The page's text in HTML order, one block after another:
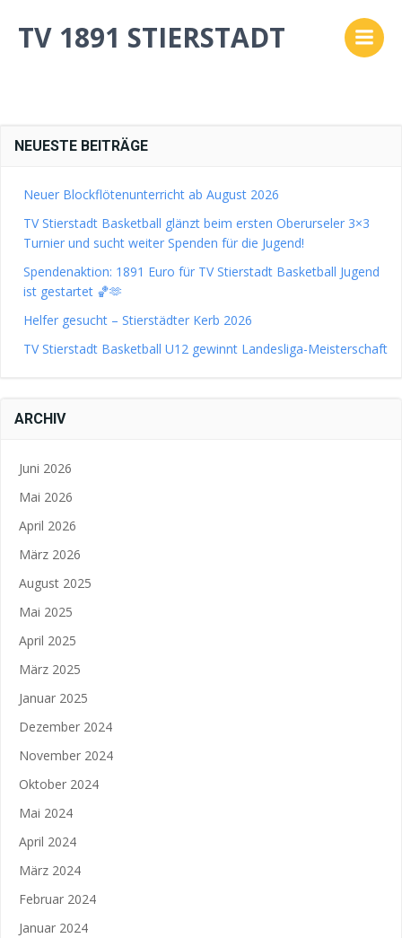
Inhalt
springen
TV 1891 STIERSTADT
No posts found
NEUESTE BEITRÄGE
Neuer Blockflötenunterricht ab August 2026
TV Stierstadt Basketball glänzt beim ersten Oberurseler 3×3
Turnier und sucht weiter Spenden für die Jugend!
Spendenaktion: 1891 Euro für TV Stierstadt Basketball Jugend
ist gestartet 🏀🫶
Helfer gesucht – Stierstädter Kerb 2026
TV Stierstadt Basketball U12 gewinnt Landesliga-Meisterschaft
ARCHIV
Juni 2026
Mai 2026
April 2026
März 2026
August 2025
Mai 2025
April 2025
März 2025
Januar 2025
Dezember 2024
November 2024
Oktober 2024
Mai 2024
April 2024
März 2024
Februar 2024
Januar 2024